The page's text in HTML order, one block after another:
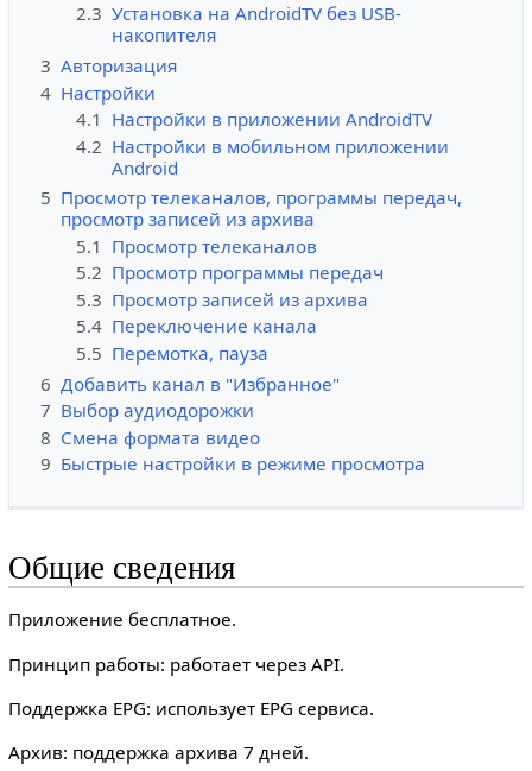
2.3 Установка на AndroidTV без USB-
накопителя
3 Авторизация
4 Настройки
4.1 Настройки в приложении AndroidTV
4.2 Настройки в мобильном приложении
Android
5 Просмотр телеканалов, программы передач,
просмотр записей из архива
5.1 Просмотр телеканалов
5.2 Просмотр программы передач
5.3 Просмотр записей из архива
5.4 Переключение канала
5.5 Перемотка, пауза
6 Добавить канал в "Избранное"
7 Выбор аудиодорожки
8 Смена формата видео
9 Быстрые настройки в режиме просмотра
Общие сведения
Приложение бесплатное.
Принцип работы: работает через API.
Поддержка EPG: использует EPG сервиса.
Архив: поддержка архива 7 дней.